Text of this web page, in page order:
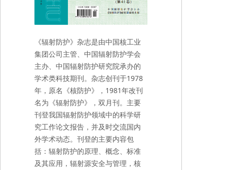
《辐射防护》杂志是由中国核工业
集团公司主管、中国辐射防护学会
主办、中国辐射防护研究院承办的
学术类科技期刊。杂志创刊于1978
年，原名《核防护》，1981年改刊
名为《辐射防护》，双月刊。主要
刊登我国辐射防护领域中的科学研
究工作论文报告，并及时交流国内
外学术动态。刊登的主要内容包
括：辐射防护的原理、概念、标准
及其应用，辐射源安全与管理，核